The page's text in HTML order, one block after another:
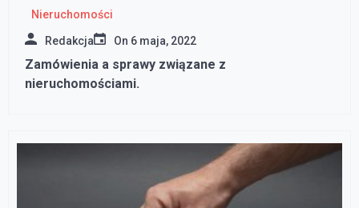
Nieruchomości
Redakcja On 6 maja, 2022
Zamówienia a sprawy związane z
nieruchomościami.